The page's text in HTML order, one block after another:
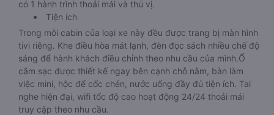
có 1 hành trình thoải mái và thú vị.
Tiện ích
Trong mỗi cabin của loại xe này đều được trang bị màn hình
tivi riêng. Khe điều hòa mát lạnh, đèn đọc sách nhiều chế độ
sáng để hành khách điều chỉnh theo nhu cầu của mình.Ổ
cắm sạc được thiết kế ngay bên cạnh chỗ nằm, bàn làm
việc mini, hộc để cốc chén, nước uống đầy đủ tiện ích. Tai
nghe hiện đại, wifi tốc độ cao hoạt động 24/24 thoải mái
truy cập theo nhu cầu.